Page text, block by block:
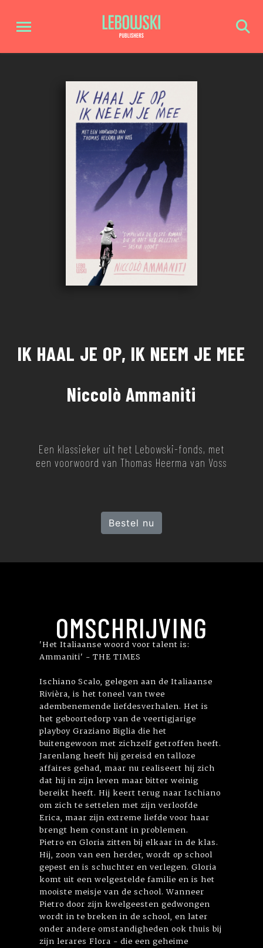
IK HAAL JE OP, IK NEEM JE MEE
Niccolò Ammaniti
Een klassieker uit het Lebowski-fonds, met
een voorwoord van Thomas Heerma van Voss
Bestel nu
OMSCHRIJVING
'Het Italiaanse woord voor talent is:
Ammaniti' - THE TIMES
Ischiano Scalo, gelegen aan de Italiaanse
Rivièra, is het toneel van twee
adembenemende liefdesverhalen. Het is
het geboortedorp van de veertigjarige
playboy Graziano Biglia die het
buitengewoon met zichzelf getroffen heeft.
Jarenlang heeft hij gereisd en talloze
affaires gehad, maar nu realiseert hij zich
dat hij in zijn leven maar bitter weinig
bereikt heeft. Hij keert terug naar Ischiano
om zich te settelen met zijn verloofde
Erica, maar zijn extreme liefde voor haar
brengt hem constant in problemen.
Pietro en Gloria zitten bij elkaar in de klas.
Hij, zoon van een herder, wordt op school
gepest en is schuchter en verlegen. Gloria
komt uit een welgestelde familie en is het
mooiste meisje van de school. Wanneer
Pietro door zijn kwelgeesten gedwongen
wordt in te breken in de school, en later
onder andere omstandigheden ook thuis bij
zijn lerares Flora - die een geheime